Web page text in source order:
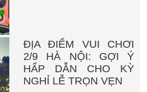
ĐỊA ĐIỂM VUI CHƠI
2/9 HÀ NỘI: GỢI Ý
HẤP DẪN CHO KỲ
NGHỈ LỄ TRỌN VẸN